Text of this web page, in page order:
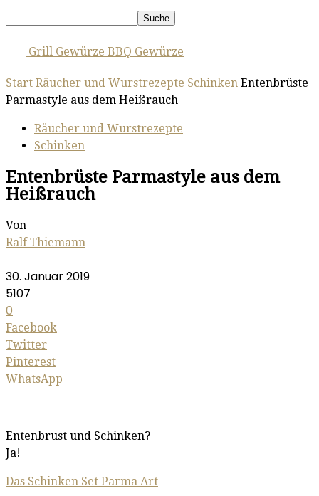
Grill Gewürze BBQ Gewürze
Start Räucher und Wurstrezepte Schinken Entenbrüste
Parmastyle aus dem Heißrauch
Räucher und Wurstrezepte
Schinken
Entenbrüste Parmastyle aus dem
Heißrauch
Von
Ralf Thiemann
-
30. Januar 2019
5107
0
Facebook
Twitter
Pinterest
WhatsApp
Entenbrust und Schinken?
Ja!
Das Schinken Set Parma Art